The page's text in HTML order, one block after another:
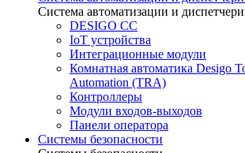
Система автоматизации и
DESIGO CC
IoT устройства
Интеграционные модули
Комнатная автоматика Desigo
Automation (TRA)
Контроллеры
Модули входов-выходов
Панели оператора
Системы безопасности